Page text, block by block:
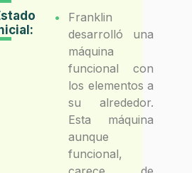
Franklin
desarrolló una
máquina
funcional con
los elementos a
su alrededor.
Esta máquina
aunque
funcional,